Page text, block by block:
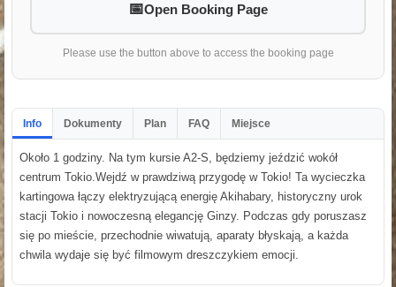
Open Booking Page
Please use the button above to access the booking page
Info Dokumenty Plan FAQ Miejsce
Około 1 godziny. Na tym kursie A2-S, będziemy jeździć wokół
centrum Tokio.Wejdź w prawdziwą przygodę w Tokio! Ta wycieczka
kartingowa łączy elektryzującą energię Akihabary, historyczny urok
stacji Tokio i nowoczesną elegancję Ginzy. Podczas gdy poruszasz
się po mieście, przechodnie wiwatują, aparaty błyskają, a każda
chwila wydaje się być filmowym dreszczykiem emocji.